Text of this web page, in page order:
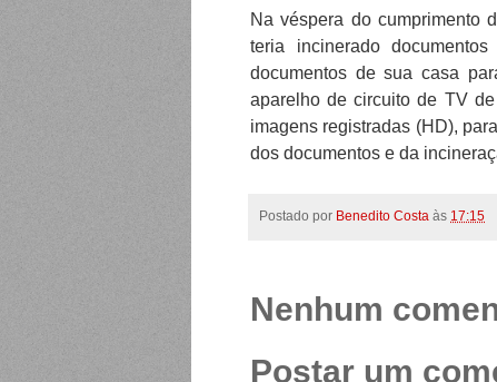
Na véspera do cumprimento
teria incinerado
documentos de sua casa
aparelho de circuito de TV
imagens registradas (HD),
dos documentos e da
Postado por Benedito Costa às 17:15
Nenhum
Postar um